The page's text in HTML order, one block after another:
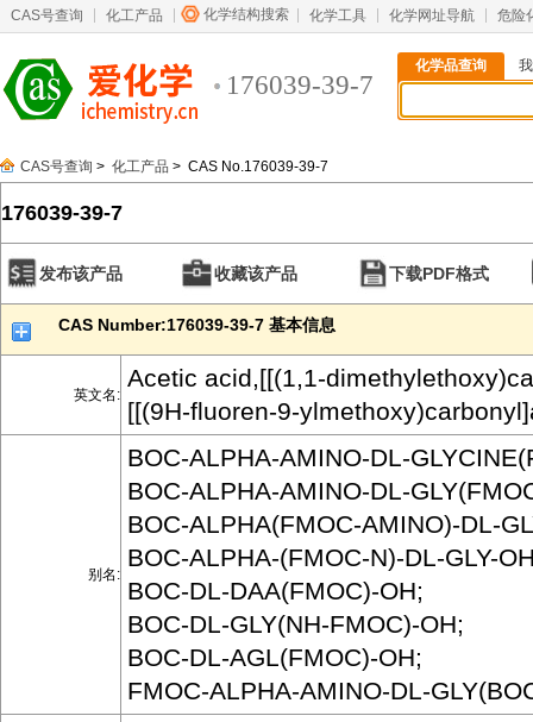
CAS号查询 化工产品 化学结构搜索 化学工具 化学网址导航 危险
176039-39-7
化学品查询
CAS号查询 > 化工产品 > CAS No.176039-39-7
176039-39-7
发布该产品 收藏该产品 下载PDF格式
CAS Number:176039-39-7 基本信息
英文名:
Acetic acid,[[(1,1-
[[(9H-fluoren-9-
别名:
BOC-ALPHA-AMINO-DL-
BOC-ALPHA-AMINO-DL-
BOC-ALPHA(FMOC-AMINO)-DL-
BOC-ALPHA-(FMOC-N)-DL-GLY-
BOC-DL-DAA(FMOC)-OH;
BOC-DL-GLY(NH-FMOC)-OH;
BOC-DL-AGL(FMOC)-OH;
FMOC-ALPHA-AMINO-DL-